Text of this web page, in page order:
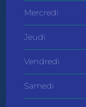
Mercredi
Jeudi
Vendredi
Samedi